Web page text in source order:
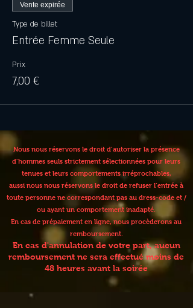
Vente expirée
Type de billet
Entrée Femme Seule
Prix
7,00 €
Nous nous réservons le droit d’autoriser la présence
d’hommes seuls strictement sélectionnées pour leurs
tenues et leurs comportements irréprochables,
aussi nous nous réservons le droit de refuser l’entrée à
toute personne ne correspondant pas au dress-code et /
ou ayant un comportement inadapté.
En cas de prépaiement en ligne, nous procèderons au
remboursement.
En cas d'annulation de votre part, aucun
remboursement ne sera effectué moins de
48 heures avant la soirée